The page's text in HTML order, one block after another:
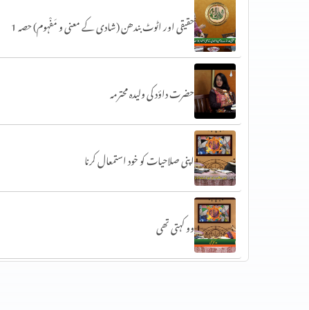
حقیقی اور اٹوٹ بندھن (شادی کے معنی و مَفْہوم) حصہ 1
حضرت داؤد کی ولیدہ محترمہ
اپنی صلاحیات کو خود استمعال کرنا
وو کہتی تھی